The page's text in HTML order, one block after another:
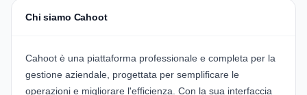
Chi siamo Cahoot
Cahoot è una piattaforma professionale e completa per la
gestione aziendale, progettata per semplificare le
operazioni e migliorare l'efficienza. Con la sua interfaccia